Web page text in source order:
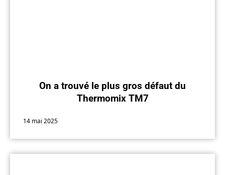
On a trouvé le plus gros défaut du
Thermomix TM7
14 mai 2025